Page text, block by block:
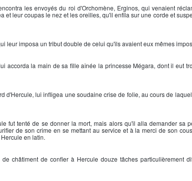
les envoyés du roi d'Orchomène, Erginos, qui venaient
leur coupas le nez et les oreilles, qu'il enfila sur une corde et
leur imposa un tribut double de celui qu'ils avaient eux mêmes
accorda la main de sa fille aînée la princesse Mégara, dont il eut
d'Hercule, lui infligea une soudaine crise de folie, au cours de
fut tenté de se donner la mort, mais alors qu'il alla demander sa
de son crime en se mettant au service et à la merci de son
Hercule en latin.
châtiment de confier à Hercule douze tâches particulièrement